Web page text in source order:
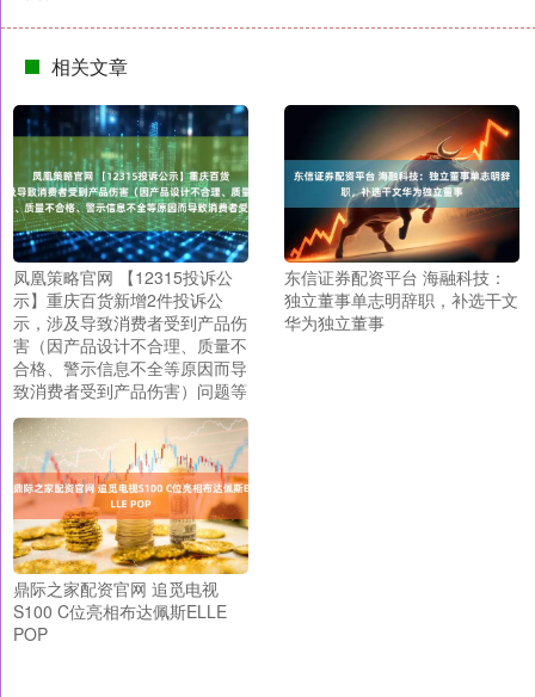
相关文章
凤凰策略官网 【12315投诉公
示】重庆百货新增2件投诉公
示，涉及导致消费者受到产品伤
害（因产品设计不合理、质量不
合格、警示信息不全等原因而导
致消费者受到产品伤害）问题等
东信证券配资平台 海融科技：
独立董事单志明辞职，补选干文
华为独立董事
鼎际之家配资官网 追觅电视
S100 C位亮相布达佩斯ELLE
POP